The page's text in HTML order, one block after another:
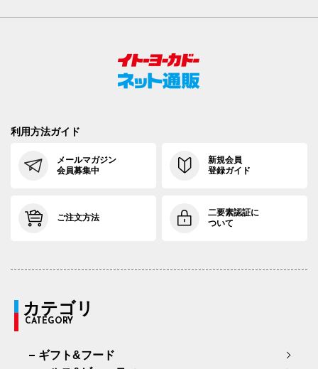
利用方法ガイド
メールマガジン
会員募集中
新規会員
登録ガイド
ご注文方法
二要素認証に
ついて
カテゴリ
CATEGORY
ギフト&フード